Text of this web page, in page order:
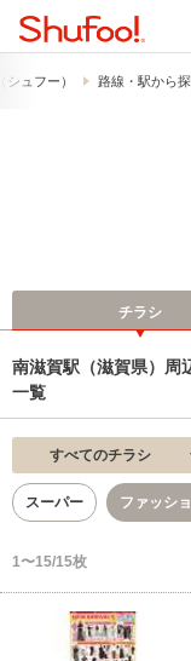
ュフー） 路線・駅から
チラシ
南滋賀駅（滋賀県）周
一覧
すべてのチラシ
スーパー ファッシ
1〜15/15枚